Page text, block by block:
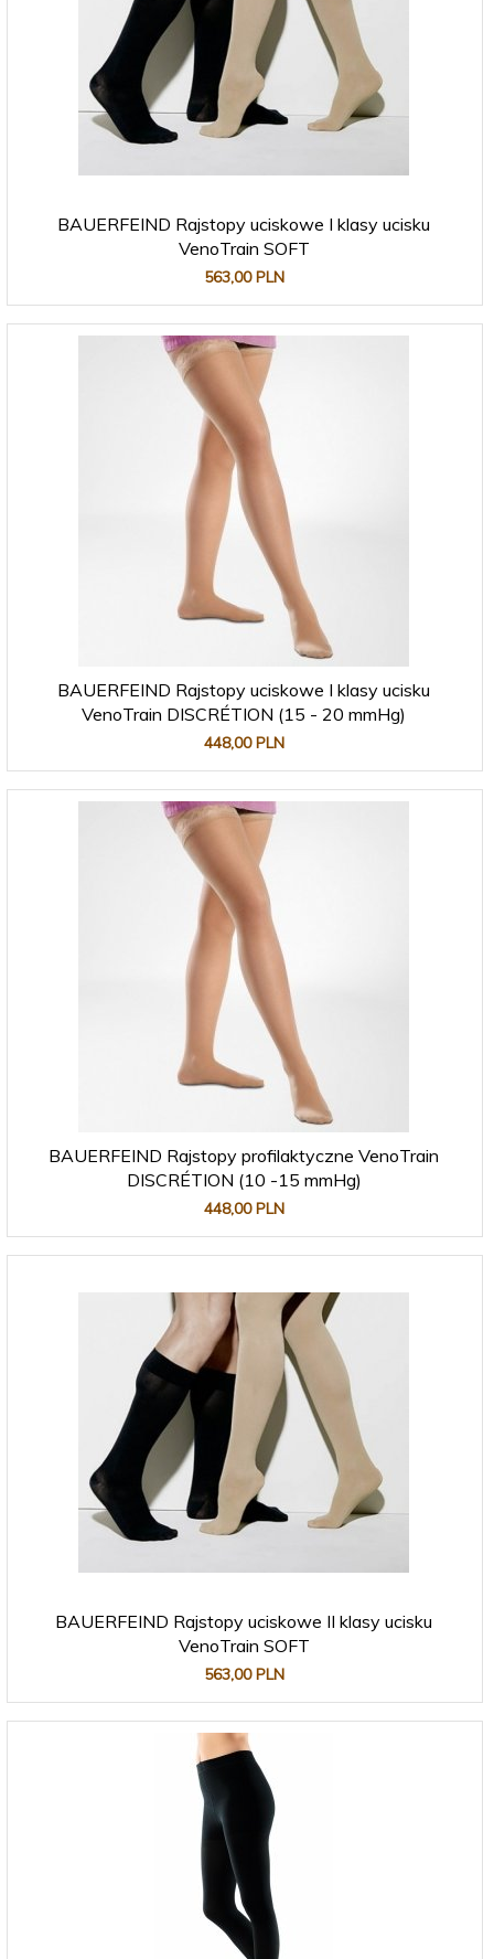
BAUERFEIND Rajstopy uciskowe I klasy ucisku
VenoTrain SOFT
563,00 PLN
BAUERFEIND Rajstopy uciskowe I klasy ucisku
VenoTrain DISCRÉTION (15 - 20 mmHg)
448,00 PLN
BAUERFEIND Rajstopy profilaktyczne VenoTrain
DISCRÉTION (10 -15 mmHg)
448,00 PLN
BAUERFEIND Rajstopy uciskowe II klasy ucisku
VenoTrain SOFT
563,00 PLN